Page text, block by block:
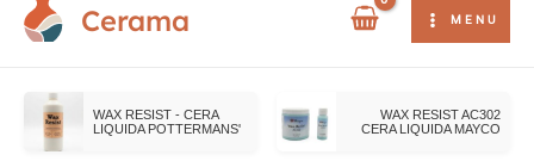
Cerama MENU
WAX RESIST - CERA
LIQUIDA POTTERMANS'
WAX RESIST AC302
CERA LIQUIDA MAYCO